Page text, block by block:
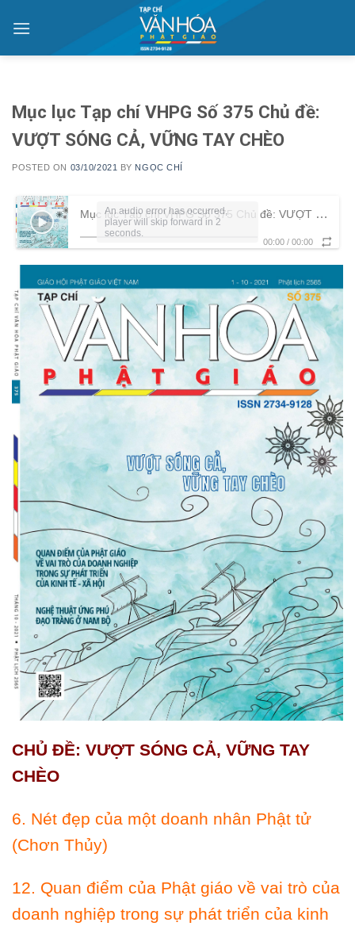
Mục lục Tạp chí VHPG Số 375 Chủ đề:
VƯỢT SÓNG CẢ, VỮNG TAY CHÈO
POSTED ON 03/10/2021 BY NGỌC CHÍ
Mục lục Tạp chí VHPG Số 375 Chủ đề: VƯỢT SÓNG CẢ, VỮNG TAY CHÈO
00:00 / 00:00
CHỦ ĐỀ: VƯỢT SÓNG CẢ, VỮNG TAY
CHÈO
6. Nét đẹp của một doanh nhân Phật tử
(Chơn Thủy)
12. Quan điểm của Phật giáo về vai trò của
doanh nghiệp trong sự phát triển của kinh